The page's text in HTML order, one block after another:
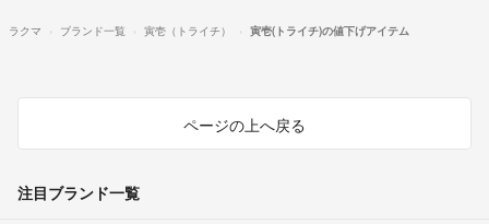
ラクマ ブランド一覧 寅壱（トライチ） 寅壱(トライチ)の値下げアイテム
ページの上へ戻る
注目ブランド一覧